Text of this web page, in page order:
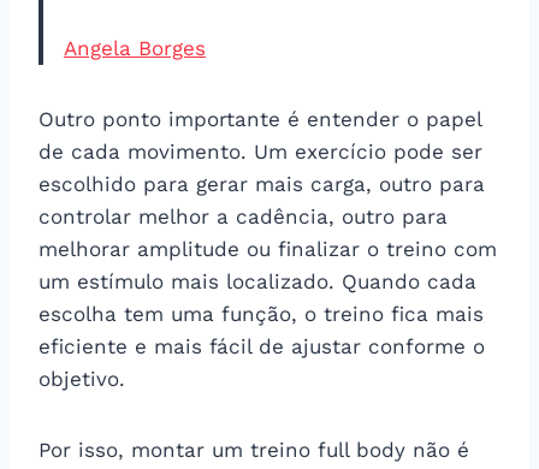
Angela Borges
Outro ponto importante é entender o papel
de cada movimento. Um exercício pode ser
escolhido para gerar mais carga, outro para
controlar melhor a cadência, outro para
melhorar amplitude ou finalizar o treino com
um estímulo mais localizado. Quando cada
escolha tem uma função, o treino fica mais
eficiente e mais fácil de ajustar conforme o
objetivo.
Por isso, montar um treino full body não é